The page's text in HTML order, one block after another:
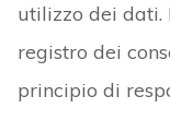
utilizzo dei dati.
registro dei
principio di